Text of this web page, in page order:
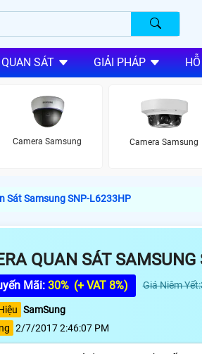
SÁT GIẢI PHÁP
Camera Samsung Camera Samsung
Sát Samsung SNP-L6233HP
QUAN SÁT
Mãi: 30% (+ VAT 8%) Giá Niêm
SamSung
2/7/2017 2:46:07 PM